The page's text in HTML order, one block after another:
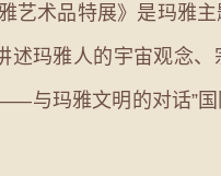
术品特展》是玛雅
玛雅人的宇宙观念、
与玛雅文明的对话”